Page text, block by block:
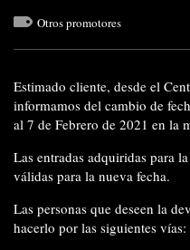
Otros promotores
Estimado cliente, desde el
informamos del cambio de
al 7 de Febrero de 2021 en la
Las entradas adquiridas para
válidas para la nueva fecha.
Las personas que deseen la
hacerlo por las siguientes vías: